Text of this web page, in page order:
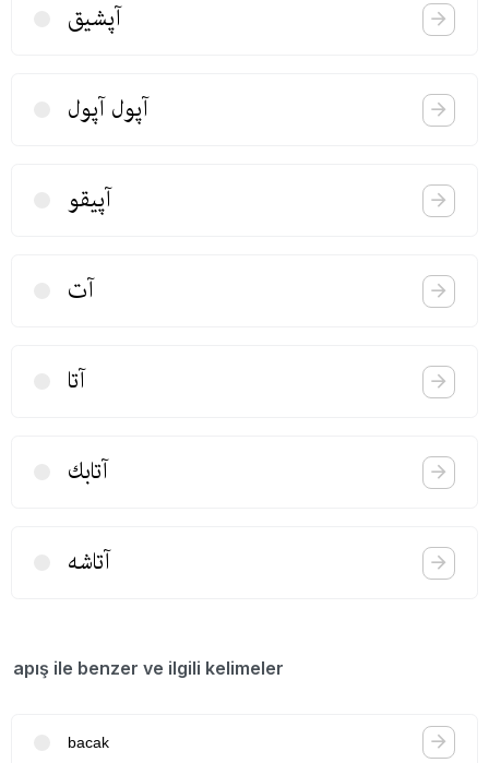
آپشیق
آپول آپول
آپیقو
آت
آتا
آتابك
آتاشه
apış ile benzer ve ilgili kelimeler
bacak